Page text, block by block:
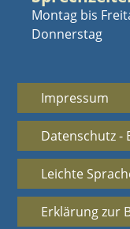
Montag bis
Donnerstag
Impressum
Datenschutz -
Leichte
Erklärung zur